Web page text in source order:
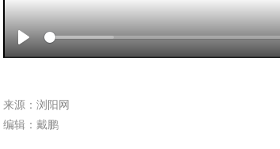
Play
来源：浏阳网
编辑：戴鹏